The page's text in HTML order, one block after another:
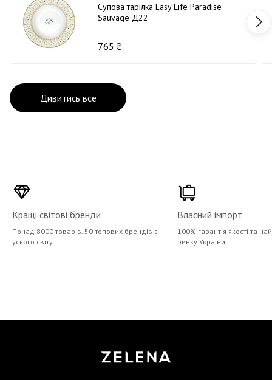
Супова тарілка Easy Life Paradise
Sauvage Д22
765 ₴
Дивитись все
Кращі світові бренди
Понад 8000 товарів. 50 топових брендів з
усього світу
Власний імпорт
100% гарантія якості та
ринку України